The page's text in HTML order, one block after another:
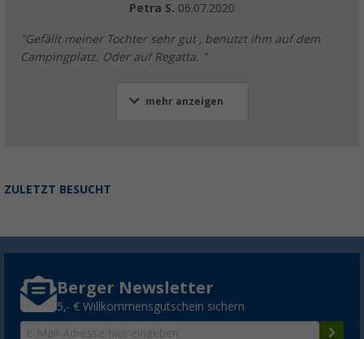
Petra S. 06.07.2020
"Gefällt meiner Tochter sehr gut , benutzt ihm auf dem
Campingplatz. Oder auf Regatta. "
mehr anzeigen
ZULETZT BESUCHT
Berger Newsletter
5,- € Willkommensgutschein sichern